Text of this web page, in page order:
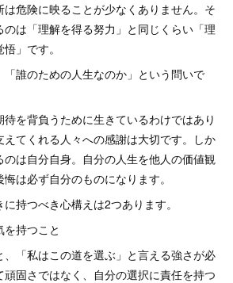
危険に映ることが少なくありません。そ
は「理解を得る努力」と同じくらい「理
」です。
「誰のための人生なのか」という問いで
を背負うために生きているわけではあり
えてくれる人々への感謝は大切です。しか
のは自分自身。自分の人生を他人の価値観
は必ず自分のものになります。
持つべき心構えは2つあります。
持つこと
「私はこの道を選ぶ」と言える強さが必
固さではなく、自分の選択に責任を持つ